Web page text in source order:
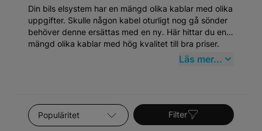
Din bils elsystem har en mängd olika kablar med olika
uppgifter. Skulle någon kabel oturligt nog gå sönder
behöver denne ersättas med en ny. Här hittar du en
mängd olika kablar med hög kvalitet till bra priser.
Läs mer...
Sortera efter Filter